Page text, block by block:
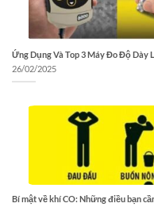
Ứng Dụng Và Top 3 Máy Đo Độ Dày
26/02/2025
Bí mật về khí CO: Những điều bạn